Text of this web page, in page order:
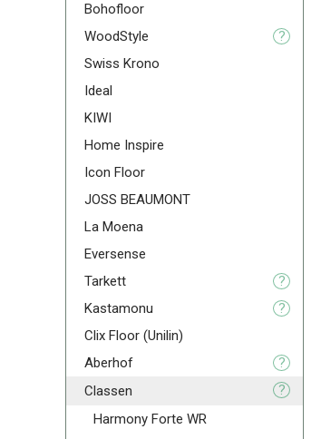
Bohofloor
WoodStyle
?
Swiss Krono
Ideal
KIWI
Home Inspire
Icon Floor
JOSS BEAUMONT
La Moena
Eversense
Tarkett
?
Kastamonu
?
Clix Floor (Unilin)
Aberhof
?
Classen
?
Harmony Forte WR